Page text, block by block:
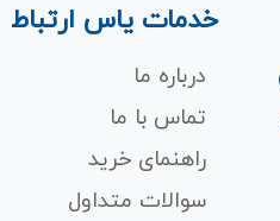
خدمات یاس ارتباط
درباره ما
تماس با ما
راهنمای خرید
سوالات متداول